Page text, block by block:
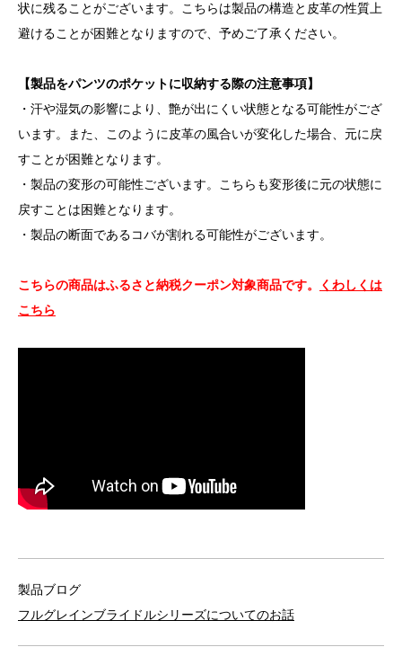
状に残ることがございます。こちらは製品の構造と皮革の性質上
避けることが困難となりますので、予めご了承ください。
【製品をパンツのポケットに収納する際の注意事項】
・汗や湿気の影響により、艶が出にくい状態となる可能性がござ
います。また、このように皮革の風合いが変化した場合、元に戻
すことが困難となります。
・製品の変形の可能性ございます。こちらも変形後に元の状態に
戻すことは困難となります。
・製品の断面であるコバが割れる可能性がございます。
こちらの商品はふるさと納税クーポン対象商品です。
くわしくは
こちら
製品ブログ
フルグレインブライドルシリーズについてのお話